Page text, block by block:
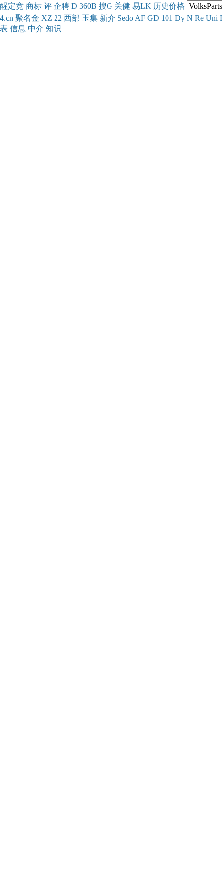
醒定竞 商标 评 企聘 D 360B 搜G 关健 易LK 历史价格
4.cn 聚名金 XZ 22 西部 玉集 新介 Sedo AF GD 101 Dy N Re Uni
表 信息 中介 知识